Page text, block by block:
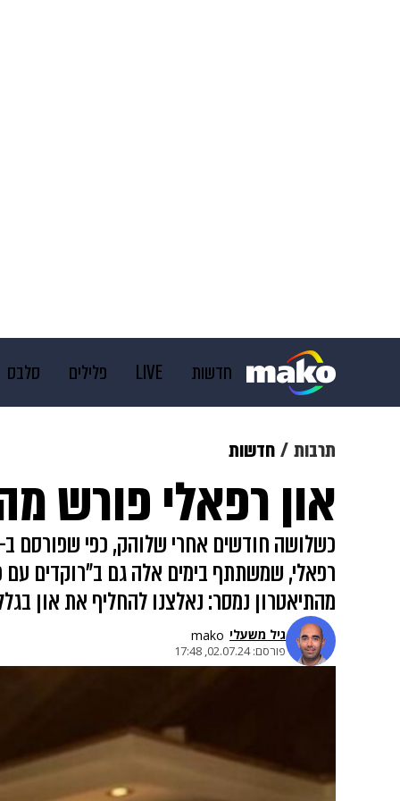
חדשות LIVE פלילים סלבס
מוזיקה
דיגיטל גאווה ויוה משפט
תרבות חדשות
און רפאלי פורש
רפאלי, שמשתתף בימים אלה גם ב"רוקדים עם
מהתיאטרון נמסר: נאלצנו להחליף את און
גיל משעלי mako
פורסם:02.07.24, 17:48